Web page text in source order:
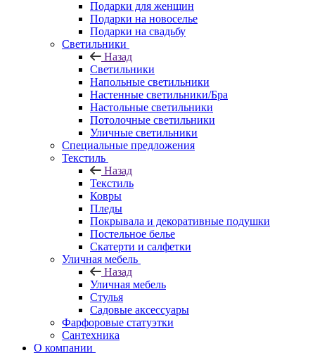
Подарки для женщин
Подарки на новоселье
Подарки на свадьбу
Светильники
Назад
Светильники
Напольные светильники
Настенные светильники/Бра
Настольные светильники
Потолочные светильники
Уличные светильники
Специальные предложения
Текстиль
Назад
Текстиль
Ковры
Пледы
Покрывала и декоративные подушки
Постельное белье
Скатерти и салфетки
Уличная мебель
Назад
Уличная мебель
Стулья
Садовые аксессуары
Фарфоровые статуэтки
Сантехника
О компании